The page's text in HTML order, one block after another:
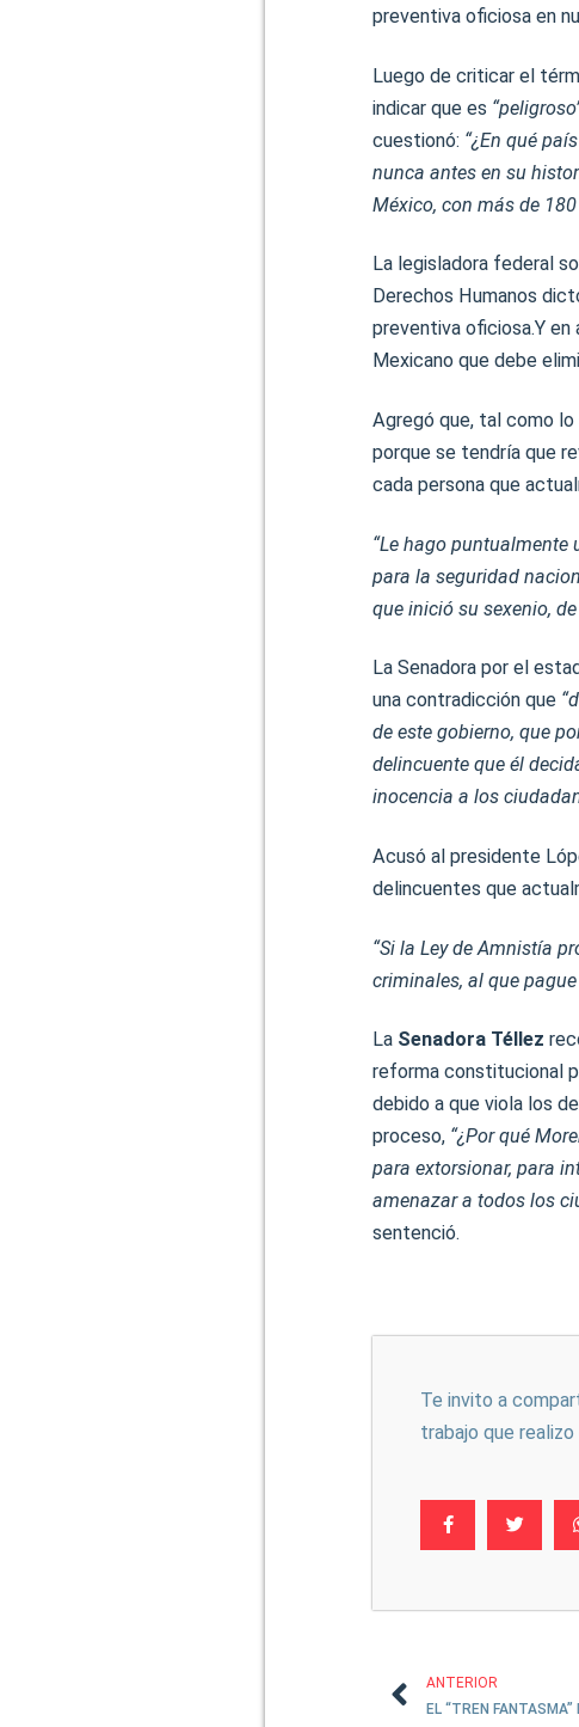
preventiva oficiosa en
Luego de criticar el
indicar que es
cuestionó: “¿En qué
nunca antes en su
México, con más de
La legisladora federal
Derechos Humanos
preventiva oficiosa.Y
Mexicano que debe
Agregó que, tal como lo
porque se tendría que
cada persona que
“Le hago
para la seguridad
que inició su sexenio,
La Senadora por el
una contradicción que
de este gobierno, que
delincuente que él
inocencia a los
Acusó al presidente
delincuentes que
“Si la Ley de Amnistía
criminales, al que
La Senadora Téllez
reforma constitucional
debido a que viola los
proceso, “¿Por qué
para extorsionar, para
amenazar a todos los
sentenció.
Te invito a
trabajo que realizo
ANTERIOR